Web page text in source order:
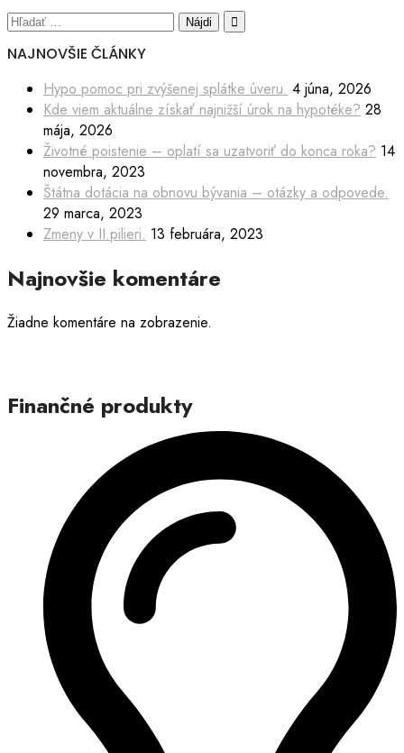
NAJNOVŠIE ČLÁNKY
Hypo pomoc pri zvýšenej splátke úveru. 4 júna, 2026
Kde viem aktuálne získať najnižší úrok na hypotéke? 28
mája, 2026
Životné poistenie – oplatí sa uzatvoriť do konca roka? 14
novembra, 2023
Štátna dotácia na obnovu bývania – otázky a odpovede.
29 marca, 2023
Zmeny v II.pilieri. 13 februára, 2023
Najnovšie komentáre
Žiadne komentáre na zobrazenie.
Finančné produkty